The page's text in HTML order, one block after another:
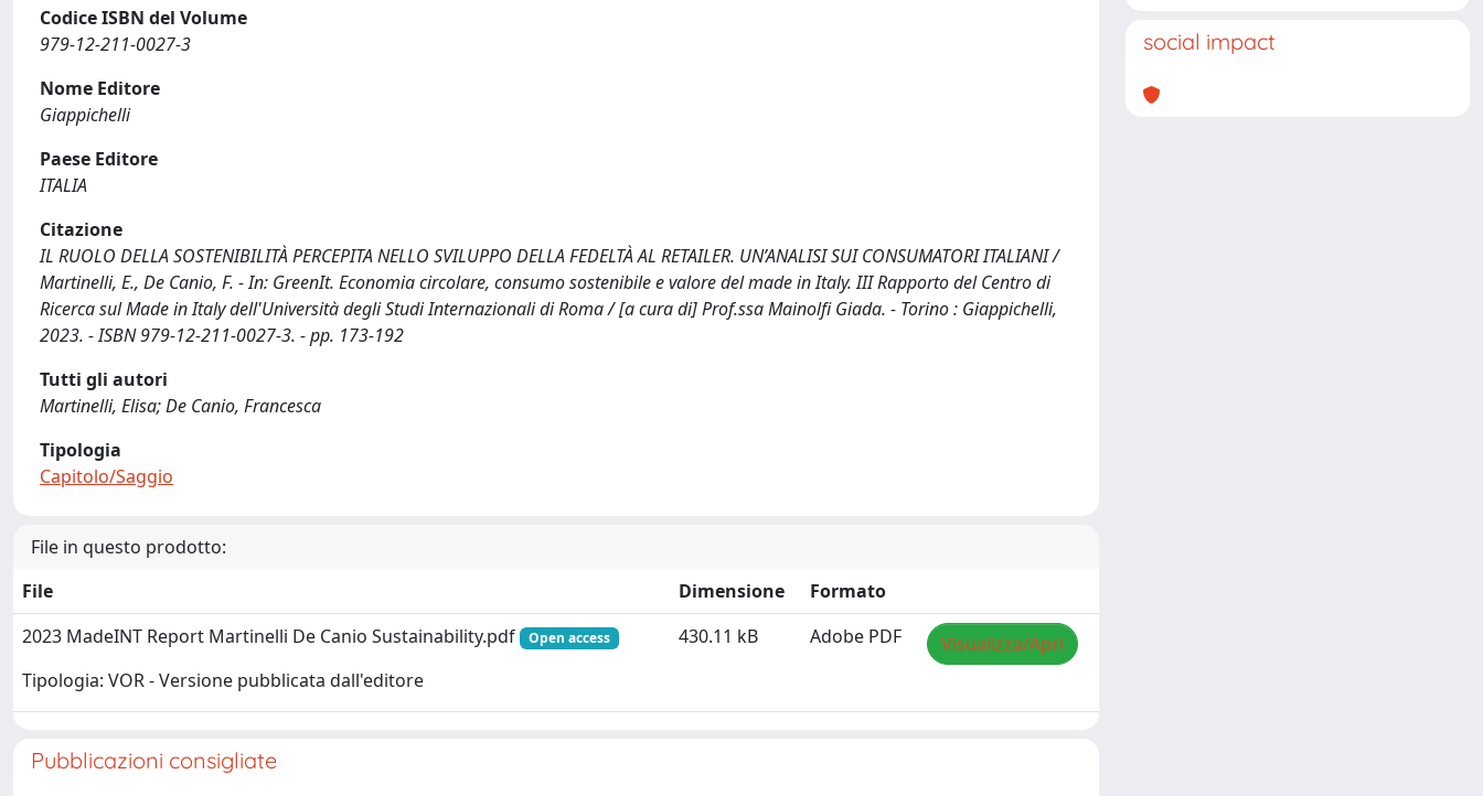
Codice ISBN del Volume
979-12-211-0027-3
Nome Editore
Giappichelli
Paese Editore
ITALIA
Citazione
IL RUOLO DELLA SOSTENIBILITÀ PERCEPITA NELLO SVILUPPO DELLA FEDELTÀ AL RETAILER. UN’ANALISI SUI CONSUMATORI ITALIANI /
Martinelli, E., De Canio, F. - In: GreenIt. Economia circolare, consumo sostenibile e valore del made in Italy. III Rapporto del Centro di
Ricerca sul Made in Italy dell'Università degli Studi Internazionali di Roma / [a cura di] Prof.ssa Mainolfi Giada. - Torino : Giappichelli,
2023. - ISBN 979-12-211-0027-3. - pp. 173-192
Tutti gli autori
Martinelli, Elisa; De Canio, Francesca
Tipologia
Capitolo/Saggio
File in questo prodotto:
File
Dimensione
Formato
2023 MadeINT Report Martinelli De Canio Sustainability.pdf
Open access
Tipologia: VOR - Versione pubblicata dall'editore
430.11 kB Adobe PDF Visualizza/Apri
Pubblicazioni consigliate
social impact